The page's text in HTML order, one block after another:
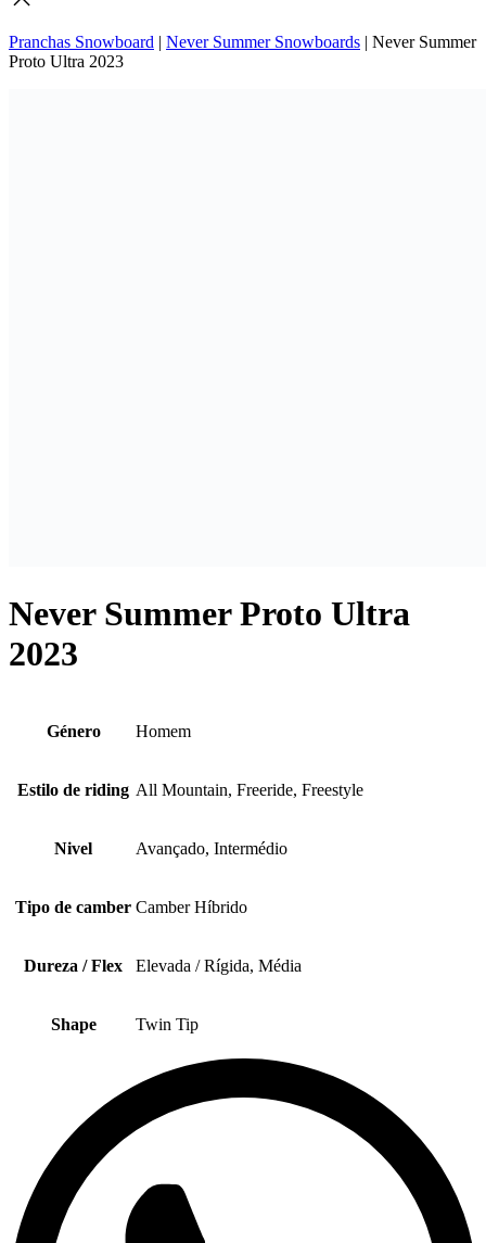
Pranchas Snowboard | Never Summer Snowboards | Never Summer
Proto Ultra 2023
Never Summer Proto Ultra
2023
Género Homem
Estilo de riding All Mountain, Freeride, Freestyle
Nivel Avançado, Intermédio
Tipo de camber Camber Híbrido
Dureza / Flex Elevada / Rígida, Média
Shape Twin Tip